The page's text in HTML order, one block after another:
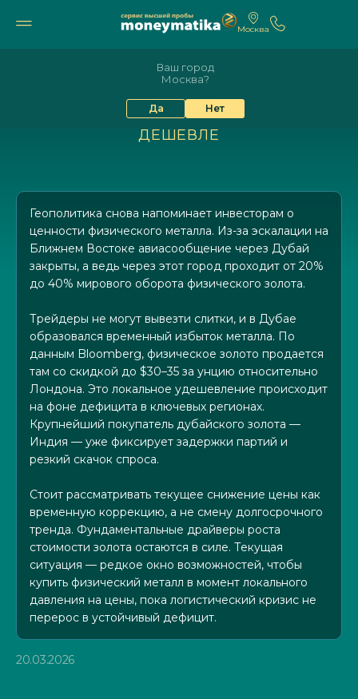
Москва
Ваш город
Москва?
Да Нет
9%
ДУБАЙСКИЙ РАЗРЫВ: КАК ЗАКРЫТОЕ
НЕБО ДАЁТ ШАНС КУПИТЬ ЗОЛОТО
ДЕШЕВЛЕ
Геополитика снова напоминает инвесторам о
ценности физического металла. Из-за эскалации на
Ближнем Востоке авиасообщение через Дубай
закрыты, а ведь через этот город проходит от 20%
до 40% мирового оборота физического золота.
Трейдеры не могут вывезти слитки, и в Дубае
образовался временный избыток металла. По
данным Bloomberg, физическое золото продается
там со скидкой до $30–35 за унцию относительно
Лондона. Это локальное удешевление происходит
на фоне дефицита в ключевых регионах.
Крупнейший покупатель дубайского золота —
Индия — уже фиксирует задержки партий и
резкий скачок спроса.
Стоит рассматривать текущее снижение цены как
временную коррекцию, а не смену долгосрочного
тренда. Фундаментальные драйверы роста
стоимости золота остаются в силе. Текущая
ситуация — редкое окно возможностей, чтобы
купить физический металл в момент локального
давления на цены, пока логистический кризис не
перерос в устойчивый дефицит.
20.03.2026